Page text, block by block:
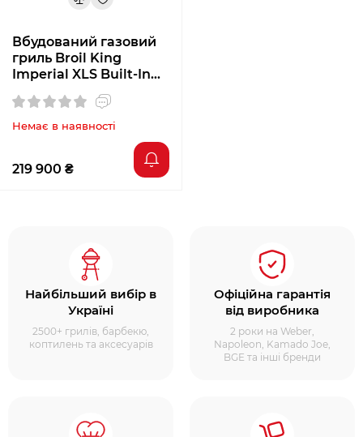
Вбудований газовий
гриль Broil King
Imperial XLS Built-In
Немає в наявності
219 900 ₴
Найбільший вибір в
Україні
2500+ грилів, барбекю,
коптилень та аксесуарів
Офіційна гарантія
від виробника
2 роки на Weber,
Napoleon, Kamado Joe,
BGE та інші бренди